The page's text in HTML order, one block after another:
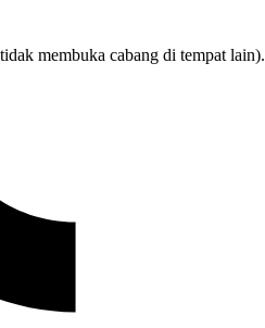
membuka cabang di tempat lain).